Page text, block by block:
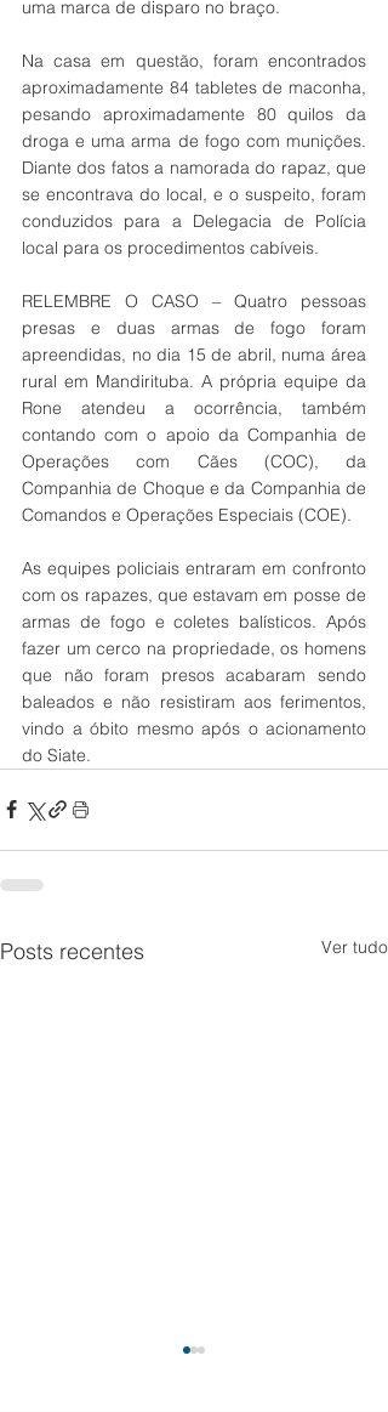
uma marca de disparo no braço.
Na casa em questão, foram encontrados
aproximadamente 84 tabletes de maconha,
pesando aproximadamente 80 quilos da
droga e uma arma de fogo com munições.
Diante dos fatos a namorada do rapaz, que
se encontrava do local, e o suspeito, foram
conduzidos para a Delegacia de Polícia
local para os procedimentos cabíveis.
RELEMBRE O CASO – Quatro pessoas
presas e duas armas de fogo foram
apreendidas, no dia 15 de abril, numa área
rural em Mandirituba. A própria equipe da
Rone atendeu a ocorrência, também
contando com o apoio da Companhia de
Operações com Cães (COC), da
Companhia de Choque e da Companhia de
Comandos e Operações Especiais (COE).
As equipes policiais entraram em confronto
com os rapazes, que estavam em posse de
armas de fogo e coletes balísticos. Após
fazer um cerco na propriedade, os homens
que não foram presos acabaram sendo
baleados e não resistiram aos ferimentos,
vindo a óbito mesmo após o acionamento
do Siate.
Posts recentes Ver tudo